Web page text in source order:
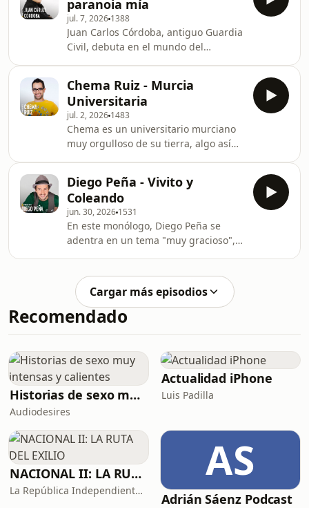
paranoia mía
jul. 7, 2026 1388
Juan Carlos Córdoba, antiguo Guardia
Civil, debuta en el mundo del
Chema Ruiz - Murcia
Universitaria
jul. 2, 2026 1483
Chema es un universitario murciano
muy orgulloso de su tierra, algo así
Diego Peña - Vivito y
Coleando
jun. 30, 2026 1531
En este monólogo, Diego Peña se
adentra en un tema "muy gracioso",
gran fallo: la poca emoción con la que
transmite su mensaje.
Cargar más episodios
Recomendado
Historias de sexo muy intensas y calientes
Audiodesires
Actualidad iPhone
Luis Padilla
NACIONAL II: LA RUTA DEL EXILIO
La República Independiente de la Radio
AS
Adrián Sáenz Podcast